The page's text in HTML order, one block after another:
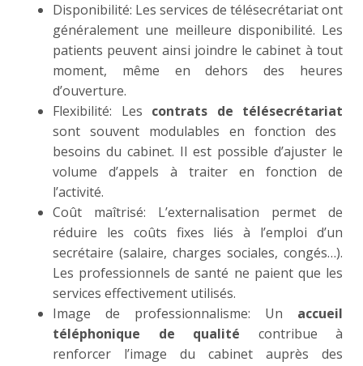
Disponibilité: Les services de télésecrétariat ont
généralement une meilleure disponibilité. Les
patients peuvent ainsi joindre le cabinet à tout
moment, même en dehors des heures
d’ouverture.
Flexibilité: Les contrats de télésecrétariat
sont souvent modulables en fonction des
besoins du cabinet. Il est possible d’ajuster le
volume d’appels à traiter en fonction de
l’activité.
Coût maîtrisé: L’externalisation permet de
réduire les coûts fixes liés à l’emploi d’un
secrétaire (salaire, charges sociales, congés…).
Les professionnels de santé ne paient que les
services effectivement utilisés.
Image de professionnalisme: Un accueil
téléphonique de qualité contribue à
renforcer l’image du cabinet auprès des